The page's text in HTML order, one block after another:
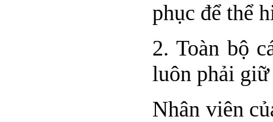
phục để thể
2. Toàn bộ
luôn phải
Nhân viên